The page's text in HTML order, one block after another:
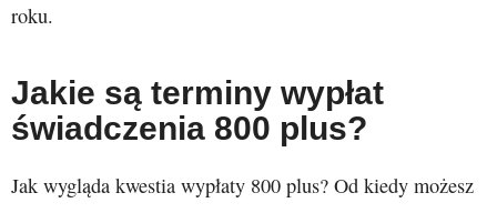
roku.
Jakie są terminy wypłat
świadczenia 800 plus?
Jak wygląda kwestia wypłaty 800 plus? Od kiedy możesz